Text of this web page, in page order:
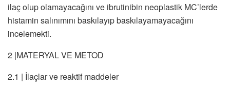
ilaç olup olamayacağını ve ibrutinibin neoplastik MC’lerde
histamin salınımını baskılayıp baskılayamayacağını
incelemekti.
2 |MATERYAL VE METOD
2.1 | İlaçlar ve reaktif maddeler